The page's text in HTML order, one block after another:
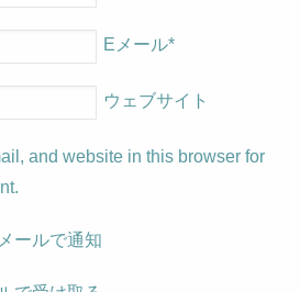
Eメール*
ウェブサイト
and website in this browser for
ールで通知